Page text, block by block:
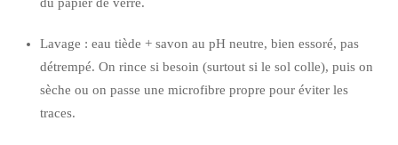
Lavage : eau tiède + savon au pH neutre, bien essoré, pas
détrempé. On rince si besoin (surtout si le sol colle), puis on
sèche ou on passe une microfibre propre pour éviter les
traces.